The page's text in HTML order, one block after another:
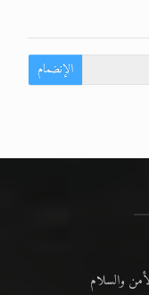
الإنضمام
والسلام